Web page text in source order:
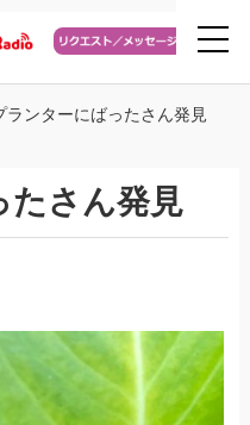
ランターにばったさん発見
たさん発見